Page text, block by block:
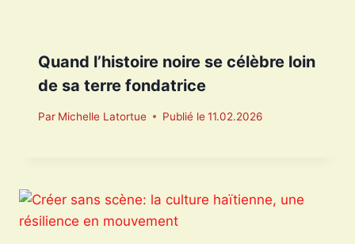
Quand l’histoire noire se célèbre loin
de sa terre fondatrice
Par Michelle Latortue Publié le 11.02.2026